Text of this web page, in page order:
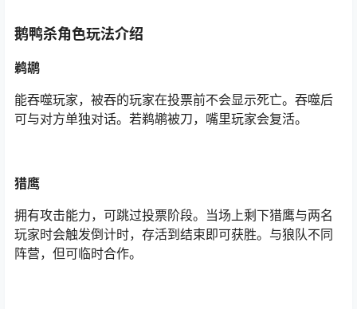
鹅鸭杀角色玩法介绍
鹈鹕
能吞噬玩家，被吞的玩家在投票前不会显示死亡。吞噬后
可与对方单独对话。若鹈鹕被刀，嘴里玩家会复活。
猎鹰
拥有攻击能力，可跳过投票阶段。当场上剩下猎鹰与两名
玩家时会触发倒计时，存活到结束即可获胜。与狼队不同
阵营，但可临时合作。